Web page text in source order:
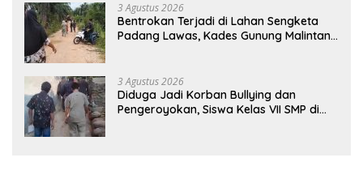
3 Agustus 2026
Bentrokan Terjadi di Lahan Sengketa
Padang Lawas, Kades Gunung Malintang
3 Agustus 2026
Diduga Jadi Korban Bullying dan
Pengeroyokan, Siswa Kelas VII SMP di